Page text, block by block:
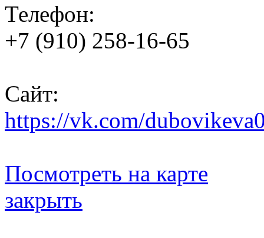
Телефон:
+7 (910) 258-16-65
Сайт:
https://vk.com/
Посмотреть на карте
закрыть